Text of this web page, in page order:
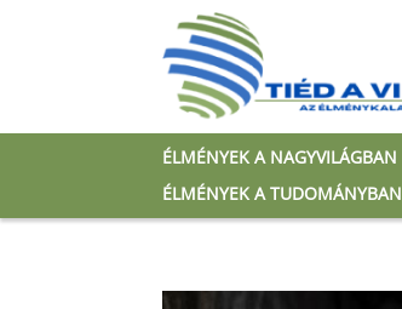
ÉLMÉNYEK A NAGYVILÁGBAN
ÉLMÉNYEK A TUDOMÁNYBAN